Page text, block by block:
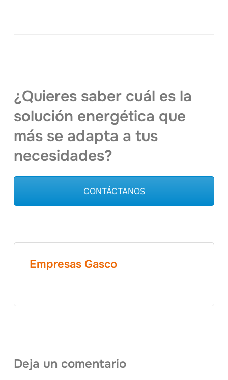
¿Quieres saber cuál es la
solución energética que
más se adapta a tus
necesidades?
CONTÁCTANOS
Empresas Gasco
Deja un comentario